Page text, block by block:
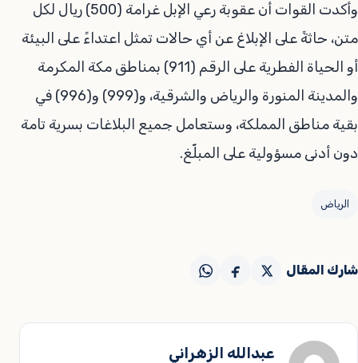
وأكدت القوات أن عقوبة رعي الإبل غرامة (500) ريال لكل
متن، حاثةً على الإبلاغ عن أي حالات تمثل اعتداءً على البيئة
أو الحياة الفطرية على الرقم (911) بمناطق مكة المكرمة
والمدينة المنورة والرياض والشرقية، و(999) و(996) في
بقية مناطق المملكة، وستعامل جميع البلاغات بسرية تامة
دون أدنى مسؤولية على المبلّغ.
الرياض
شارك المقال
عبدالله الزهراني